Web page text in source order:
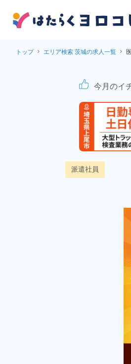
トップ エリア検索 茨城の求人一覧
医療用
今月のイ
派遣社員